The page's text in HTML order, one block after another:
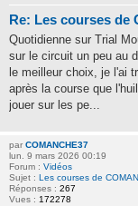
Re: Les courses de
Quotidienne sur Trial
sur le circuit un peu au
le meilleur choix, je l'ai
après la course que
jouer sur les pe...
par COMANCHE37
lun. 9 mars 2026 00:19
Forum : Vidéos
Sujet : Les courses de
Réponses : 267
Vues : 172278